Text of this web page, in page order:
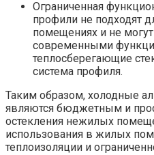
Ограниченная
профили не подходят
помещениях и не
современными
теплосберегающие
система профиля.
Таким образом, холодные
являются бюджетным и
остекления нежилых
использования в жилых
теплоизоляции и